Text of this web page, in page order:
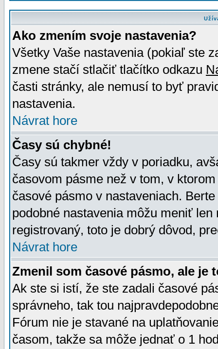
Ako zmením svoje nastavenia?
Všetky Vaše nastavenia (pokiaľ ste
zmene stačí stlačiť tlačítko odkazu
časti stránky, ale nemusí to byť
nastavenia.
Návrat hore
Časy sú chybné!
Časy sú takmer vždy v poriadku,
časovom pásme než v tom, v
časové pásmo v nastaveniach.
podobné nastavenia môžu meniť
registrovaný, toto je dobrý dôvod,
Návrat hore
Zmenil som časové pásmo, ale je
Ak ste si istí, že ste zadali časové
správneho, tak tou
Fórum nie je stavané na
časom, takže sa môže jednať o 1